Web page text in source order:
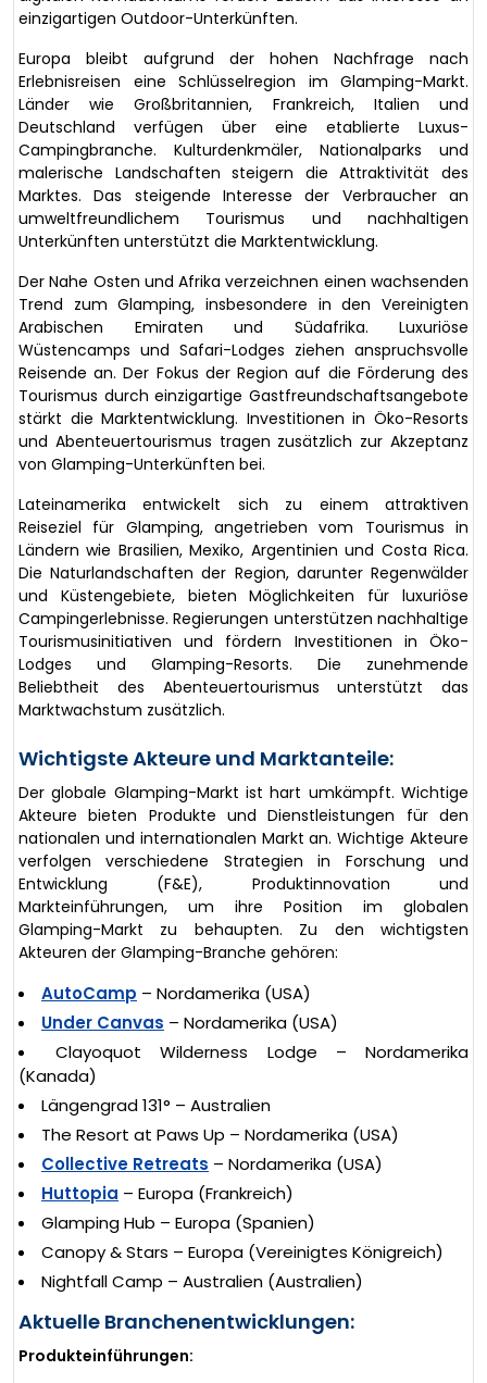
einzigartigen Outdoor-Unterkünften.
Europa bleibt aufgrund der hohen Nachfrage nach
Erlebnisreisen eine Schlüsselregion im Glamping-Markt.
Länder wie Großbritannien, Frankreich, Italien und
Deutschland verfügen über eine etablierte Luxus-
Campingbranche. Kulturdenkmäler, Nationalparks und
malerische Landschaften steigern die Attraktivität des
Marktes. Das steigende Interesse der Verbraucher an
umweltfreundlichem Tourismus und nachhaltigen
Unterkünften unterstützt die Marktentwicklung.
Der Nahe Osten und Afrika verzeichnen einen wachsenden
Trend zum Glamping, insbesondere in den Vereinigten
Arabischen Emiraten und Südafrika. Luxuriöse
Wüstencamps und Safari-Lodges ziehen anspruchsvolle
Reisende an. Der Fokus der Region auf die Förderung des
Tourismus durch einzigartige Gastfreundschaftsangebote
stärkt die Marktentwicklung. Investitionen in Öko-Resorts
und Abenteuertourismus tragen zusätzlich zur Akzeptanz
von Glamping-Unterkünften bei.
Lateinamerika entwickelt sich zu einem attraktiven
Reiseziel für Glamping, angetrieben vom Tourismus in
Ländern wie Brasilien, Mexiko, Argentinien und Costa Rica.
Die Naturlandschaften der Region, darunter Regenwälder
und Küstengebiete, bieten Möglichkeiten für luxuriöse
Campingerlebnisse. Regierungen unterstützen nachhaltige
Tourismusinitiativen und fördern Investitionen in Öko-
Lodges und Glamping-Resorts. Die zunehmende
Beliebtheit des Abenteuertourismus unterstützt das
Marktwachstum zusätzlich.
Wichtigste Akteure und Marktanteile:
Der globale Glamping-Markt ist hart umkämpft. Wichtige
Akteure bieten Produkte und Dienstleistungen für den
nationalen und internationalen Markt an. Wichtige Akteure
verfolgen verschiedene Strategien in Forschung und
Entwicklung (F&E), Produktinnovation und
Markteinführungen, um ihre Position im globalen
Glamping-Markt zu behaupten. Zu den wichtigsten
Akteuren der Glamping-Branche gehören:
AutoCamp – Nordamerika (USA)
Under Canvas – Nordamerika (USA)
Clayoquot Wilderness Lodge – Nordamerika
(Kanada)
Längengrad 131° – Australien
The Resort at Paws Up – Nordamerika (USA)
Collective Retreats – Nordamerika (USA)
Huttopia – Europa (Frankreich)
Glamping Hub – Europa (Spanien)
Canopy & Stars – Europa (Vereinigtes Königreich)
Nightfall Camp – Australien (Australien)
Aktuelle Branchenentwicklungen:
Produkteinführungen: